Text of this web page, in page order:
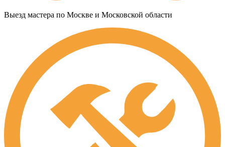
Выезд мастера по Москве и Московской области